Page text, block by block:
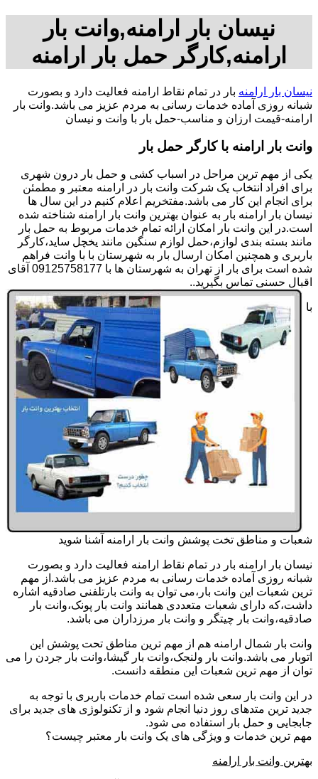
نیسان بار ارامنه,وانت بار
ارامنه,کارگر حمل بار ارامنه
نیسان بار ارامنه بار در تمام نقاط ارامنه فعالیت دارد و بصورت
شبانه روزی آماده خدمات رسانی به مردم عزیز می باشد.وانت بار
ارامنه-قیمت ارزان و مناسب-حمل بار با وانت و نیسان
وانت بار ارامنه با کارگر حمل بار
یکی از مهم ترین مراحل در اسباب کشی و حمل بار درون شهری
برای افراد انتخاب یک شرکت وانت بار در ارامنه معتبر و مطمئن
برای انجام این کار می باشد.مفتخریم اعلام کنیم در این سال ها
نیسان بار ارامنه بار به عنوان بهترین وانت بار ارامنه شناخته شده
است.در این وانت بار امکان ارائه تمام خدمات مربوط به حمل بار
مانند بسته بندی لوازم،حمل لوازم سنگین مانند یخچل ساید،کارگر
باربری و همچنین امکان ارسال بار به شهرستان با با وانت فراهم
شده است برای بار از تهران به شهرستان ها با 09125758177 آقای
اقبال حسنی تماس بگیرید..
با
شعبات و مناطق تخت پوشش وانت بار ارامنه آشنا شوید
نیسان بار ارامنه بار در تمام نقاط ارامنه فعالیت دارد و بصورت
شبانه روزی آماده خدمات رسانی به مردم عزیز می باشد.از مهم
ترین شعبات این وانت بار،می توان به وانت بارتلفنی صادقیه اشاره
داشت،که دارای شعبات متعددی همانند وانت بار پونک،وانت بار
صادقیه،وانت بار چیتگر و وانت بار مرزداران می باشد.
وانت بار شمال ارامنه هم از مهم ترین مناطق تحت پوشش این
اتوبار می باشد.وانت بار ولنجک،وانت بار گیشا،وانت بار جردن را می
توان از مهم ترین شعبات این منطقه دانست.
در این وانت بار سعی شده است تمام خدمات باربری با توجه به
جدید ترین متدهای روز دنیا انجام شود و از تکنولوژی های جدید برای
جابجایی و حمل بار استفاده می شود.
مهم ترین خدمات و ویژگی های یک وانت بار معتبر چیست؟
بهترین وانت بار ارامنه